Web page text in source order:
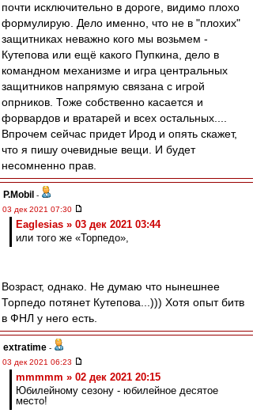
почти исключительно в дороге, видимо плохо
формулирую. Дело именно, что не в "плохих"
защитниках неважно кого мы возьмем -
Кутепова или ещё какого Пупкина, дело в
командном механизме и игра центральных
защитников напрямую связана с игрой
опрников. Тоже собственно касается и
форвардов и вратарей и всех остальных....
Впрочем сейчас придет Ирод и опять скажет,
что я пишу очевидные вещи. И будет
несомненно прав.
P.Mobil -
03 дек 2021 07:30
Eaglesias » 03 дек 2021 03:44
или того же «Торпедо»,
Возраст, однако. Не думаю что нынешнее
Торпедо потянет Кутепова...))) Хотя опыт битв
в ФНЛ у него есть.
extratime -
03 дек 2021 06:23
mmmmm » 02 дек 2021 20:15
Юбилейному сезону - юбилейное десятое
место!